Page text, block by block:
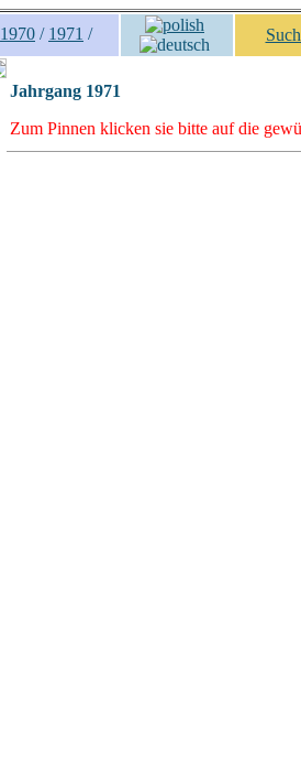
1970 / 1971 /
Jahrgang 1971
Zum Pinnen klicken sie bitte auf die